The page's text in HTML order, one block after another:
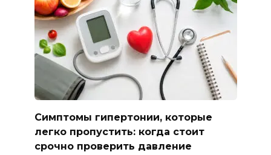
Симптомы гипертонии, которые
легко пропустить: когда стоит
срочно проверить давление